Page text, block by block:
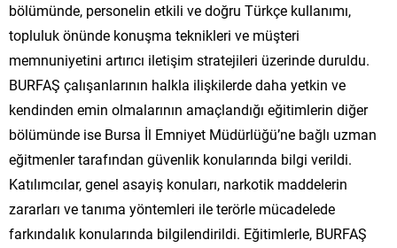
bölümünde, personelin etkili ve doğru Türkçe kullanımı,
topluluk önünde konuşma teknikleri ve müşteri
memnuniyetini artırıcı iletişim stratejileri üzerinde duruldu.
BURFAŞ çalışanlarının halkla ilişkilerde daha yetkin ve
kendinden emin olmalarının amaçlandığı eğitimlerin diğer
bölümünde ise Bursa İl Emniyet Müdürlüğü’ne bağlı uzman
eğitmenler tarafından güvenlik konularında bilgi verildi.
Katılımcılar, genel asayiş konuları, narkotik maddelerin
zararları ve tanıma yöntemleri ile terörle mücadelede
farkındalık konularında bilgilendirildi. Eğitimlerle, BURFAŞ